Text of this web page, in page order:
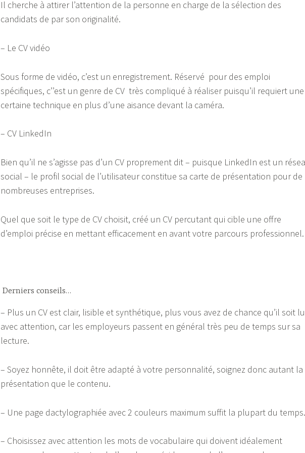
Il cherche à attirer l’attention de la personne en charge de la sélection des
candidats de par son originalité.
– Le CV vidéo
Sous forme de vidéo, c’est un enregistrement. Réservé pour des emploi
spécifiques, c’’est un genre de CV très compliqué à réaliser puisqu’il requiert une
certaine technique en plus d’une aisance devant la caméra.
– CV LinkedIn
Bien qu’il ne s’agisse pas d’un CV proprement dit – puisque LinkedIn est un
social – le profil social de l’utilisateur constitue sa carte de présentation pour de
nombreuses entreprises.
Quel que soit le type de CV choisit, créé un CV percutant qui cible une offre
d’emploi précise en mettant efficacement en avant votre parcours professionnel.
Derniers conseils…
– Plus un CV est clair, lisible et synthétique, plus vous avez de chance qu’il soit lu
avec attention, car les employeurs passent en général très peu de temps sur sa
lecture.
– Soyez honnête, il doit être adapté à votre personnalité, soignez donc autant la
présentation que le contenu.
– Une page dactylographiée avec 2 couleurs maximum suffit la plupart du temps.
– Choisissez avec attention les mots de vocabulaire qui doivent idéalement